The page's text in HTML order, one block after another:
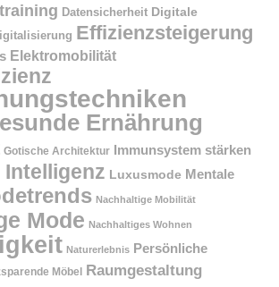
Datensicherheit Digitale
Effizienzsteigerung
Elektromobilität
Ernährung
Gotische Architektur Immunsystem stärken
Intelligenz Luxusmode Mentale
Nachhaltige Mobilität
Mode Nachhaltiges Wohnen
Naturerlebnis Persönliche
Möbel Raumgestaltung